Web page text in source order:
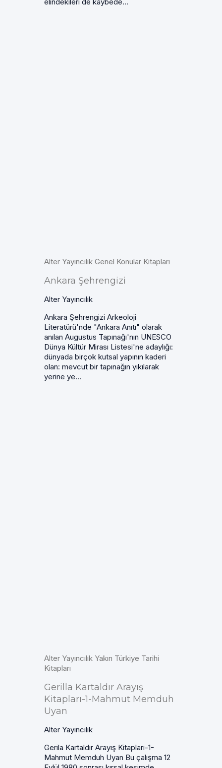
Alter Yayıncılık Genel Konular Kitapları
Ankara Şehrengizi
Alter Yayıncılık
Ankara Şehrengizi Arkeoloji
Literatürü'nde "Ankara Anıtı" olarak
anılan Augustus Tapınağı'nın UNESCO
Dünya Kültür Mirası Listesi'ne adaylığı:
dünyada birçok kutsal yapının kaderi
olan: mevcut bir tapınağın yıkılarak
yerine ye...
Alter Yayıncılık Yakın Türkiye Tarihi
Kitapları
Gerilla Kartaldır Arayış
Kitapları-1-Mahmut Memduh
Uyan
Alter Yayıncılık
Gerila Kartaldır Arayış Kitapları-1-
Mahmut Memduh Uyan Bu çalışma 12